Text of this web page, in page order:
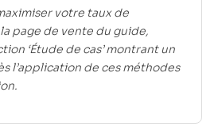
votre taux de
page de vente du guide,
‘Étude de cas’ montrant un
l’application de ces méthodes